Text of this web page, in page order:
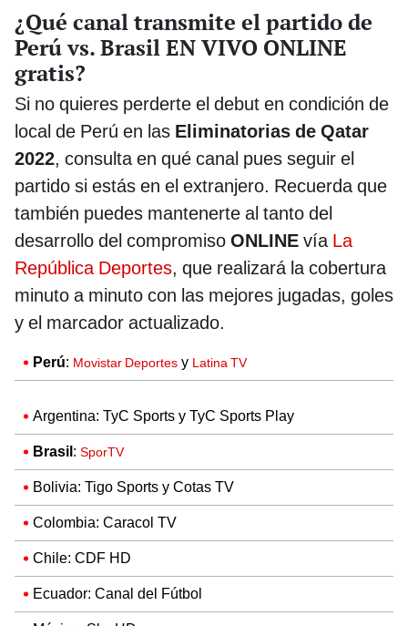
¿Qué canal transmite el partido de
Perú vs. Brasil EN VIVO ONLINE
gratis?
Si no quieres perderte el debut en condición de
local de Perú en las Eliminatorias de Qatar
2022, consulta en qué canal pues seguir el
partido si estás en el extranjero. Recuerda que
también puedes mantenerte al tanto del
desarrollo del compromiso ONLINE vía La
República Deportes, que realizará la cobertura
minuto a minuto con las mejores jugadas, goles
y el marcador actualizado.
Perú: Movistar Deportes y Latina TV
Argentina: TyC Sports y TyC Sports Play
Brasil: SporTV
Bolivia: Tigo Sports y Cotas TV
Colombia: Caracol TV
Chile: CDF HD
Ecuador: Canal del Fútbol